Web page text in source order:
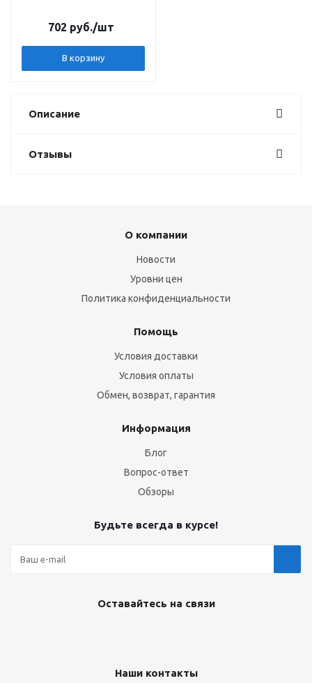
702 руб./шт
В корзину
Описание
Отзывы
О компании
Новости
Уровни цен
Политика конфиденциальности
Помощь
Условия доставки
Условия оплаты
Обмен, возврат, гарантия
Информация
Блог
Вопрос-ответ
Обзоры
Будьте всегда в курсе!
Оставайтесь на связи
Наши контакты